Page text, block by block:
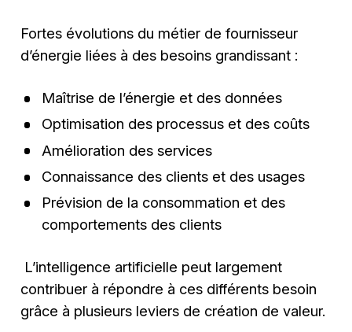
Fortes évolutions du métier de fournisseur
d’énergie liées à des besoins grandissant :
Maîtrise de l’énergie et des données
Optimisation des processus et des coûts
Amélioration des services
Connaissance des clients et des usages
Prévision de la consommation et des
comportements des clients
L’intelligence artificielle peut largement
contribuer à répondre à ces différents besoin
grâce à plusieurs leviers de création de valeur.